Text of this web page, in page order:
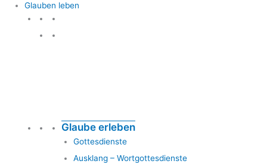
Glauben leben
Glaube erleben
Gottesdienste
Ausklang – Wortgottesdienste